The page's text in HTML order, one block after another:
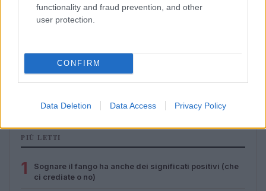
functionality and fraud prevention, and other
user protection.
CONFIRM
Data Deletion Data Access Privacy Policy
Matrimoni di lusso e concerti all’alba: la Puglia
conquista il mondo
PIÙ LETTI
1
Sognare il fango ha anche dei significati positivi (che
ci crediate o no)